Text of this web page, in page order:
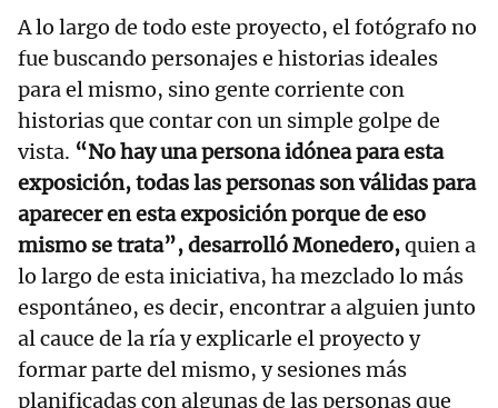
A lo largo de todo este proyecto, el fotógrafo no
fue buscando personajes e historias ideales
para el mismo, sino gente corriente con
historias que contar con un simple golpe de
vista. “No hay una persona idónea para esta
exposición, todas las personas son válidas para
aparecer en esta exposición porque de eso
mismo se trata”, desarrolló Monedero,quien a
lo largo de esta iniciativa, ha mezclado lo más
espontáneo, es decir, encontrar a alguien junto
al cauce de la ría y explicarle el proyecto y
formar parte del mismo, y sesiones más
planificadas con algunas de las personas que